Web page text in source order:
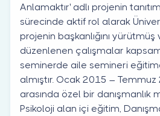
Anlamaktır' adlı projenin
sürecinde aktif rol alarak
projenin başkanlığını
düzenlenen çalışmalar
seminerde aile semineri
almıştır. Ocak 2015 –
arasında özel bir danışmanlık
Psikoloji alan içi eğitim,